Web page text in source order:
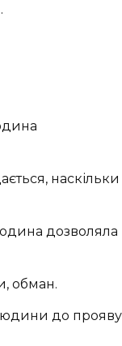
наскільки
дозволяла
обман.
до прояву